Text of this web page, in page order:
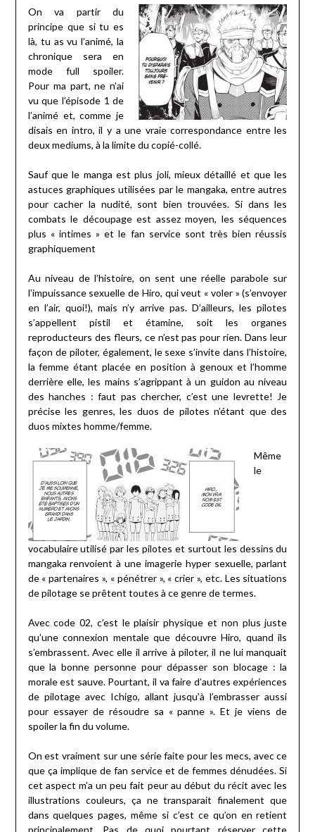
On va partir du
principe que si tu es
là, tu as vu l’animé, la
chronique sera en
mode full spoiler.
Pour ma part, ne n’ai
vu que l’épisode 1 de
l’animé et, comme je
disais en intro, il y a une vraie correspondance entre les
deux mediums, à la limite du copié-collé.
Sauf que le manga est plus joli, mieux détaillé et que les
astuces graphiques utilisées par le mangaka, entre autres
pour cacher la nudité, sont bien trouvées. Si dans les
combats le découpage est assez moyen, les séquences
plus « intimes » et le fan service sont très bien réussis
graphiquement
Au niveau de l’histoire, on sent une réelle parabole sur
l’impuissance sexuelle de Hiro, qui veut « voler » (s’envoyer
en l’air, quoi!), mais n’y arrive pas. D’ailleurs, les pilotes
s’appellent pistil et étamine, soit les organes
reproducteurs des fleurs, ce n’est pas pour rien. Dans leur
façon de piloter, également, le sexe s’invite dans l’histoire,
la femme étant placée en position à genoux et l’homme
derrière elle, les mains s’agrippant à un guidon au niveau
des hanches : faut pas chercher, c’est une levrette! Je
précise les genres, les duos de pilotes n’étant que des
duos mixtes homme/femme.
Même
le
vocabulaire utilisé par les pilotes et surtout les dessins du
mangaka renvoient à une imagerie hyper sexuelle, parlant
de « partenaires », « pénétrer », « crier », etc. Les situations
de pilotage se prêtent toutes à ce genre de termes.
Avec code 02, c’est le plaisir physique et non plus juste
qu’une connexion mentale que découvre Hiro, quand ils
s’embrassent. Avec elle il arrive à piloter, il ne lui manquait
que la bonne personne pour dépasser son blocage : la
morale est sauve. Pourtant, il va faire d’autres expériences
de pilotage avec Ichigo, allant jusqu’à l’embrasser aussi
pour essayer de résoudre sa « panne ». Et je viens de
spoiler la fin du volume.
On est vraiment sur une série faite pour les mecs, avec ce
que ça implique de fan service et de femmes dénudées. Si
cet aspect m’a un peu fait peur au début du récit avec les
illustrations couleurs, ça ne transparait finalement que
dans quelques pages, même si c’est ce qu’on en retient
principalement. Pas de quoi pourtant réserver cette